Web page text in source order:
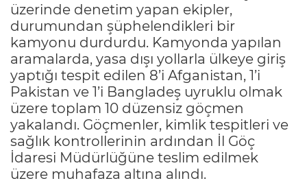
üzerinde denetim yapan ekipler,
durumundan şüphelendikleri bir
kamyonu durdurdu. Kamyonda yapılan
aramalarda, yasa dışı yollarla ülkeye giriş
yaptığı tespit edilen 8’i Afganistan, 1’i
Pakistan ve 1’i Bangladeş uyruklu olmak
üzere toplam 10 düzensiz göçmen
yakalandı. Göçmenler, kimlik tespitleri ve
sağlık kontrollerinin ardından İl Göç
İdaresi Müdürlüğüne teslim edilmek
üzere muhafaza altına alındı.